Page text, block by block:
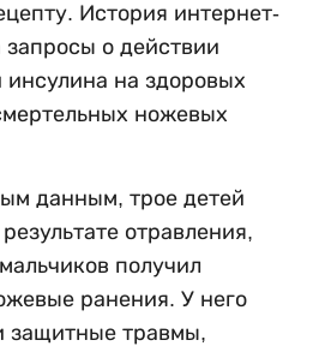
История интернет-
о действии
инсулина на здоровых
ножевых
данным, трое детей
отравления,
получил
ранения. У него
защитные травмы,